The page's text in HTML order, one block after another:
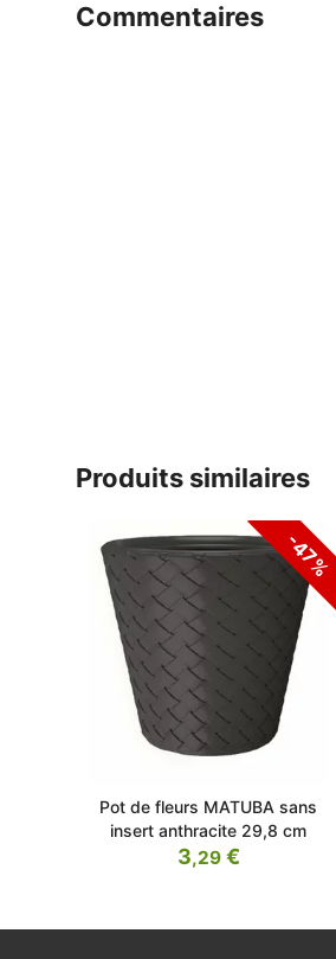
commentaires
produits similaires
-47%
Pot de fleurs MATUBA sans
insert anthracite 29,8 cm
3,29€